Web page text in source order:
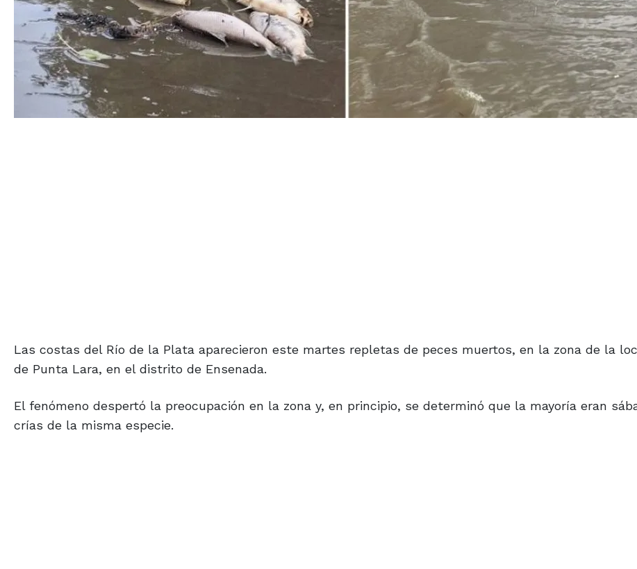
Las costas del Río de la Plata aparecieron este martes repletas de peces muertos, en la zona de la
de Punta Lara, en el distrito de Ensenada.
El fenómeno despertó la preocupación en la zona y, en principio, se determinó que la mayoría eran
crías de la misma especie.